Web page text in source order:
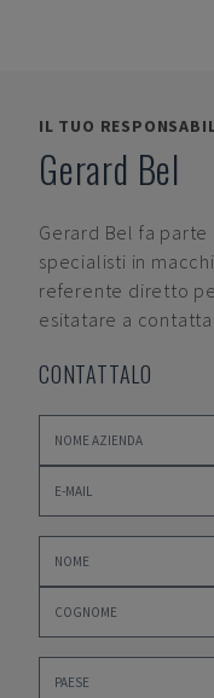
IL TUO
Gerard Bel
Gerard Bel fa parte
specialisti in
referente diretto
esitatare a
CONTATTALO